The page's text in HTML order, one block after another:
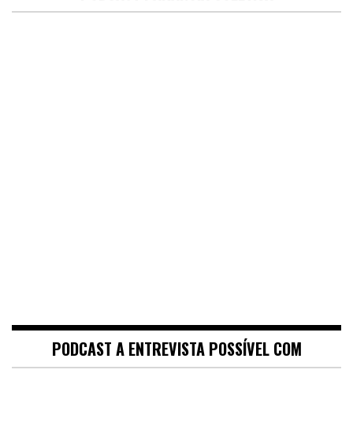
PODCAST A ENTREVISTA POSSÍVEL COM